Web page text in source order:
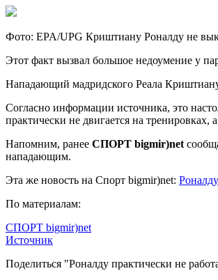
Фото: EPA/UPG Криштиану Роналду не
Этот факт вызвал большое недоумение у
Нападающий мадридского Реала
Согласно информации источника, это
практически не двигается на
Напомним, ранее СПОРТ bigmir)net
нападающим.
Эта же новость на Спорт bigmir)net:
По материалам:
СПОРТ bigmir)net
Источник
Поделиться "Роналду практически не